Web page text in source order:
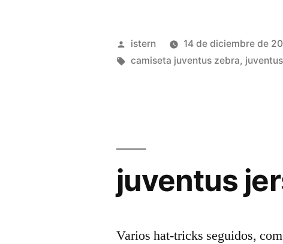
jersey»
Publicado
por
istern 14 de diciembre de
Etiquetas:
camiseta juventus zebra,
juventus
Varios hat-tricks seguidos,